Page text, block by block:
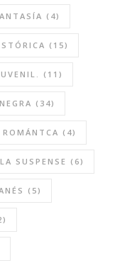
(4)
(15)
(11)
(34)
ROMÁNTCA (4)
SUSPENSE (6)
(5)